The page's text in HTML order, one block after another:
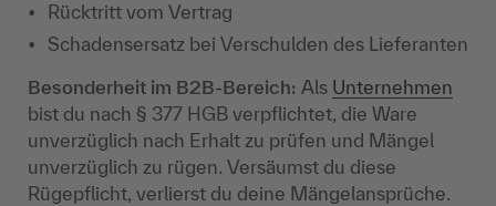
Rücktritt vom Vertrag
Schadensersatz bei Verschulden des Lieferanten
Besonderheit im B2B-Bereich: Als Unternehmen
bist du nach § 377 HGB verpflichtet, die Ware
unverzüglich nach Erhalt zu prüfen und Mängel
unverzüglich zu rügen. Versäumst du diese
Rügepflicht, verlierst du deine Mängelansprüche.